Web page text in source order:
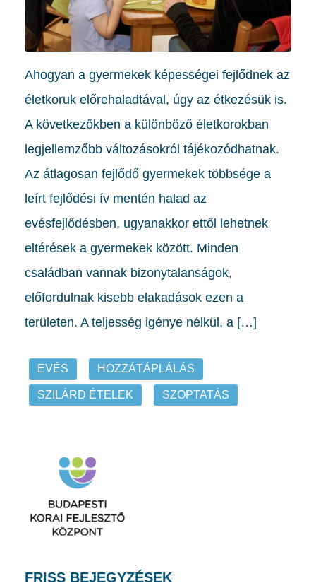
Ahogyan a gyermekek képességei fejlődnek az
életkoruk előrehaladtával, úgy az étkezésük is.
A következőkben a különböző életkorokban
legjellemzőbb változásokról tájékozódhatnak.
Az átlagosan fejlődő gyermekek többsége a
leírt fejlődési ív mentén halad az
evésfejlődésben, ugyanakkor ettől lehetnek
eltérések a gyermekek között. Minden
családban vannak bizonytalanságok,
előfordulnak kisebb elakadások ezen a
területen. A teljesség igénye nélkül, a […]
EVÉS HOZZÁTÁPLÁLÁS
SZILÁRD ÉTELEK SZOPTATÁS
FRISS BEJEGYZÉSEK